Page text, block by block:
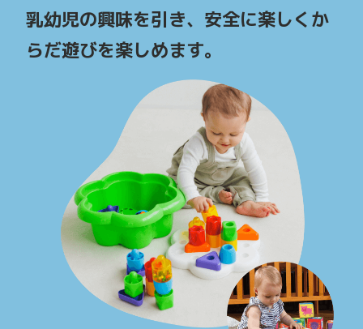
乳幼児の興味を引き、安全に楽しくか
らだ遊びを楽しめます。